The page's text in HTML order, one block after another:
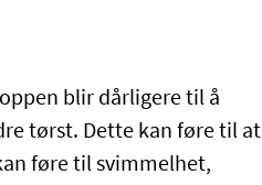
blir dårligere til å
tørst. Dette kan føre til at
føre til svimmelhet,